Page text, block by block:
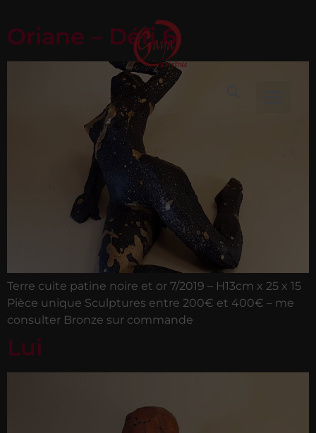
Oriane – Défi 6
Terre cuite patine noire et or 7/2019 – H13cm x 25 x 15
Pièce unique Sculptures entre 200€ et 400€ – me
consulter Bronze sur commande
Lui